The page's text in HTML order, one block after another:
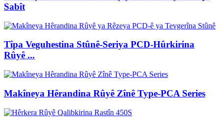
Sabît
Tîpa Veguhestina Stûnê-Seriya PCD-Hûrkirina
Rûyê ...
Makîneya Hêrandina Rûyê Zînê Type-PCA Series